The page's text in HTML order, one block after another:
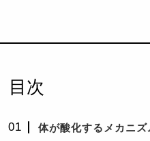
目次
体が酸化するメカニズ